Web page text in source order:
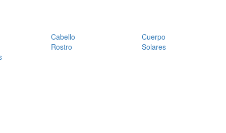
Cabello
Cuerpo
Rostro
Solares